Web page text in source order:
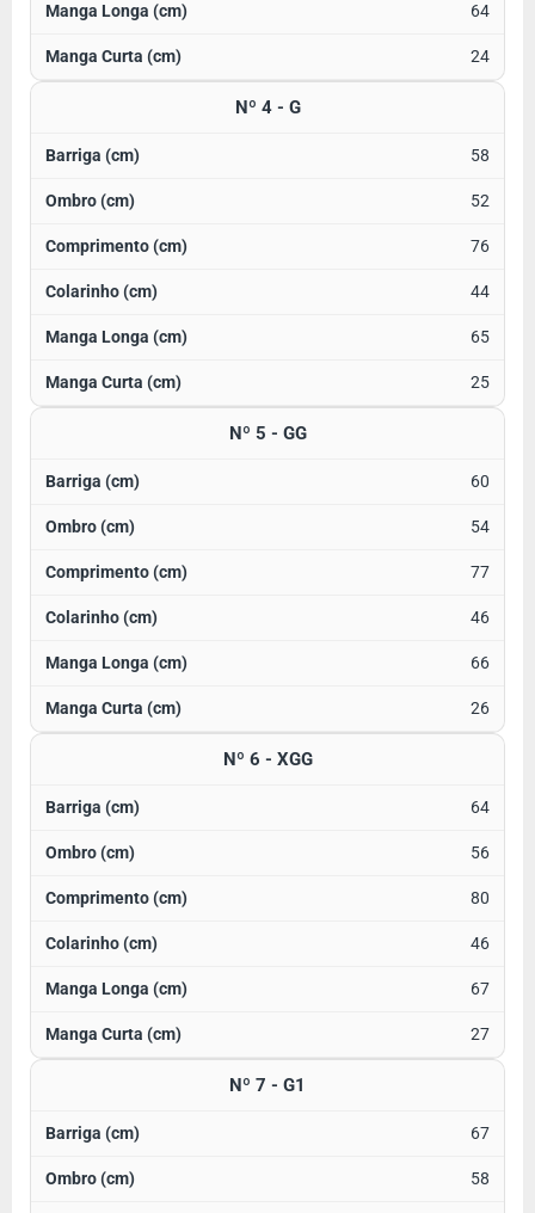
64
24
Nº 4 - G
58
52
76
44
65
25
Nº 5 - GG
60
54
77
46
66
26
Nº 6 - XGG
64
56
80
46
67
27
Nº 7 - G1
67
58